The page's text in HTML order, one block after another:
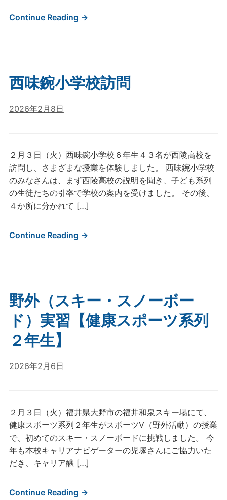
Continue Reading →
西味鋺小学校訪問
2026年2月8日
２月３日（火）西味鋺小学校６年生４３名が西陵高校を
訪問し、さまざまな授業を体験しました。 西味鋺小学校
のみなさんは、まず西陵高校の説明を聞き、子ども系列
の生徒たちの引率で学校の案内を受けました。 その後、
４か所に分かれて […]
Continue Reading →
野外（スキー・スノーボー
ド）実習【健康スポーツ系列
２年生】
2026年2月6日
２月３日（火）福井県大野市の福井和泉スキー場にて、
健康スポーツ系列２年生がスポーツⅤ（野外活動）の授業
で、初めてのスキー・スノーボードに挑戦しました。 今
年も本校キャリアナビゲーターの児塚さんにご協力いた
だき、キャリア醸 […]
Continue Reading →